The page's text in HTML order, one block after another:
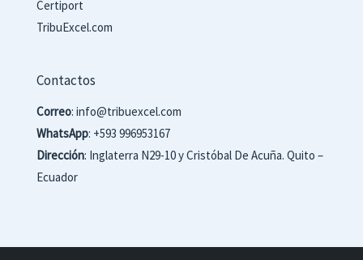
Certiport
TribuExcel.com
Contactos
Correo: info@tribuexcel.com
WhatsApp: +593 996953167
Dirección: Inglaterra N29-10 y Cristóbal De Acuña. Quito –
Ecuador